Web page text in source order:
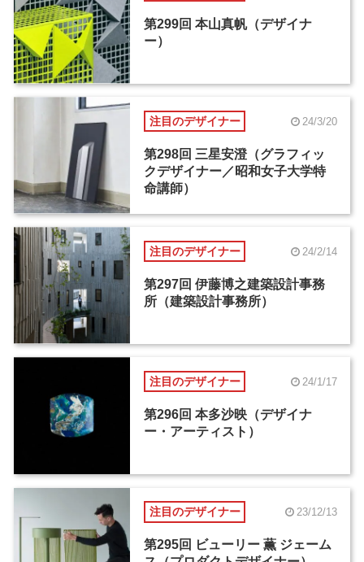
第299回 本山真帆（デザイナ
ー）
注目のデザイナー 24/3/20
第298回 三星安澄（グラフィッ
クデザイナー／昭和女子大学特
命講師）
注目のデザイナー 24/2/14
第297回 伊藤博之建築設計事務
所（建築設計事務所）
注目のデザイナー 24/1/17
第296回 本多沙映（デザイナ
ー・アーティスト）
注目のデザイナー 23/12/13
第295回 ビューリー 薫 ジェーム